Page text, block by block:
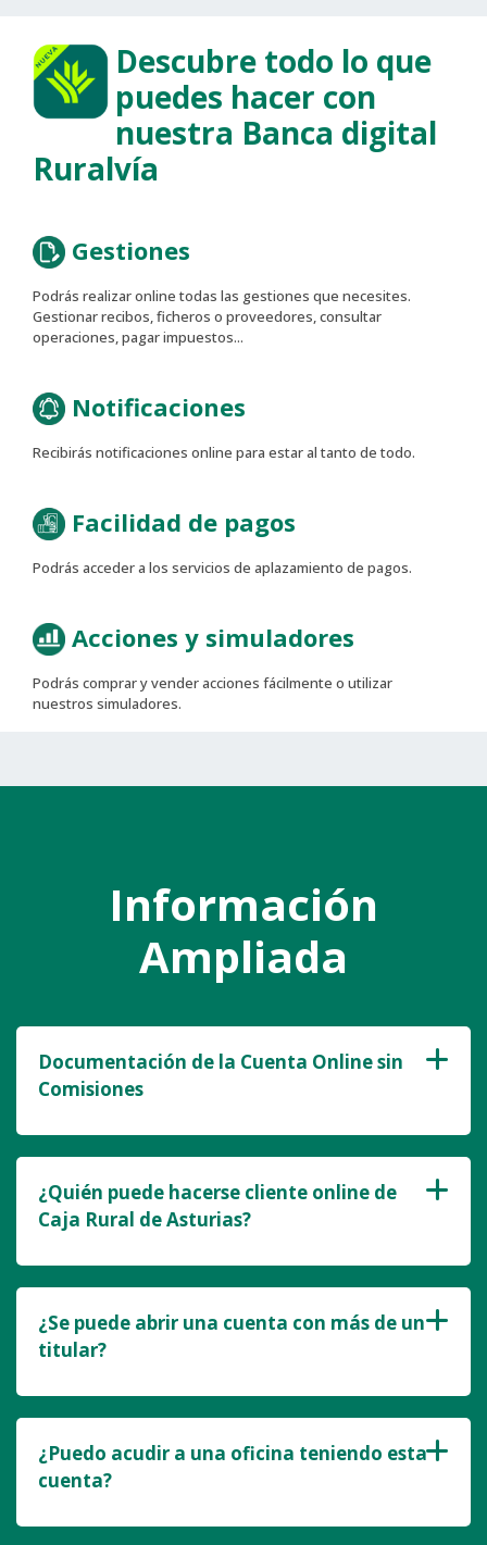
Descubre todo lo que
puedes hacer con
nuestra Banca digital
Ruralvía
Gestiones
Podrás realizar online todas las gestiones que necesites.
Gestionar recibos, ficheros o proveedores, consultar
operaciones, pagar impuestos...
Notificaciones
Recibirás notificaciones online para estar al tanto de todo.
Facilidad de pagos
Podrás acceder a los servicios de aplazamiento de pagos.
Acciones y simuladores
Podrás comprar y vender acciones fácilmente o utilizar
nuestros simuladores.
Información
Ampliada
Documentación de la Cuenta Online sin
Comisiones
¿Quién puede hacerse cliente online de
Caja Rural de Asturias?
¿Se puede abrir una cuenta con más de un
titular?
¿Puedo acudir a una oficina teniendo esta
cuenta?